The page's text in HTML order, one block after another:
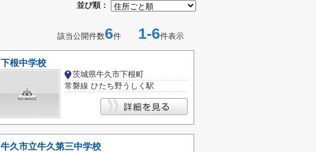
並び順：
該当公開件数6件 1-6件表示
下根中学校
茨城県牛久市下根町
常磐線 ひたち野うしく駅
牛久市立牛久第三中学校